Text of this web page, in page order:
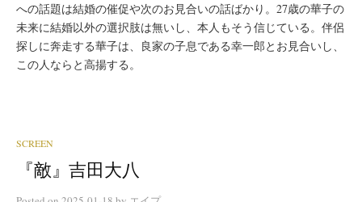
への話題は結婚の催促や次のお見合いの話ばかり。27歳の華子の
未来に結婚以外の選択肢は無いし、本人もそう信じている。伴侶
探しに奔走する華子は、良家の子息である幸一郎とお見合いし、
この人ならと高揚する。
SCREEN
『敵』吉田大八